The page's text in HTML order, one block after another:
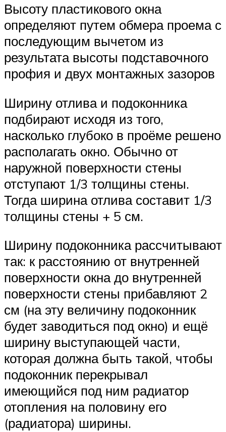
Высоту пластикового окна
определяют путем обмера проема с
последующим вычетом из
результата высоты подставочного
профия и двух монтажных зазоров
Ширину отлива и подоконника
подбирают исходя из того,
насколько глубоко в проёме решено
располагать окно. Обычно от
наружной поверхности стены
отступают 1/3 толщины стены.
Тогда ширина отлива составит 1/3
толщины стены + 5 см.
Ширину подоконника рассчитывают
так: к расстоянию от внутренней
поверхности окна до внутренней
поверхности стены прибавляют 2
см (на эту величину подоконник
будет заводиться под окно) и ещё
ширину выступающей части,
которая должна быть такой, чтобы
подоконник перекрывал
имеющийся под ним радиатор
отопления на половину его
(радиатора) ширины.